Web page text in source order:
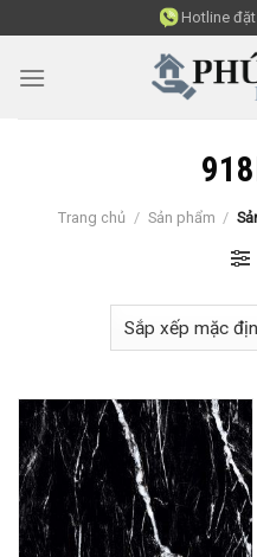
to
content
Hotline
Trang chủ / Sản phẩm /